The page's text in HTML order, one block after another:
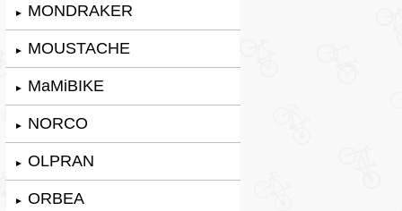
► MONDRAKER
► MOUSTACHE
► MaMiBIKE
► NORCO
► OLPRAN
► ORBEA